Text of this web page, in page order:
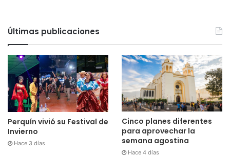
Últimas publicaciones
Perquín vivió su Festival de
Invierno
Hace 3 días
Cinco planes diferentes
para aprovechar la
semana agostina
Hace 4 días